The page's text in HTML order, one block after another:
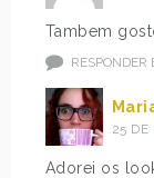
Tambem
RESPONDER
25 DE
Adorei os